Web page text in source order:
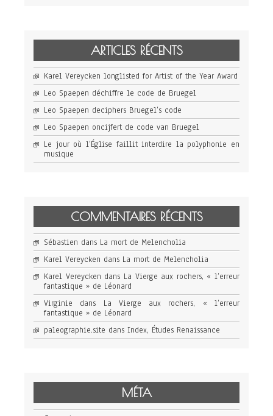
ARTICLES RÉCENTS
Karel Vereycken longlisted for Artist of the Year Award
Leo Spaepen déchiffre le code de Bruegel
Leo Spaepen deciphers Bruegel’s code
Leo Spaepen oncijfert de code van Bruegel
Le jour où l’Église faillit interdire la polyphonie en
musique
COMMENTAIRES RÉCENTS
Sébastien dans La mort de Melencholia
Karel Vereycken dans La mort de Melencholia
Karel Vereycken dans La Vierge aux rochers, « l’erreur
fantastique » de Léonard
Virginie dans La Vierge aux rochers, « l’erreur
fantastique » de Léonard
paleographie.site dans Index, Études Renaissance
MÉTA